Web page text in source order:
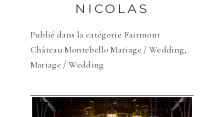
NICOLAS
Publié dans la catégorie Fairmont
Château Montebello Mariage / Wedding,
Mariage / Wedding